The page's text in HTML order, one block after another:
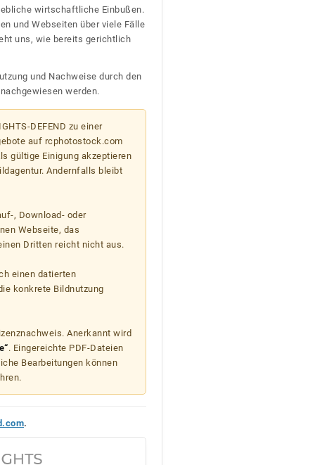
wirtschaftliche Einbußen.
und Webseiten über viele Fälle
uns, wie bereits gerichtlich
und Nachweise durch den
werden.
DEFEND zu einer
auf rcphotostock.com
gültige Einigung akzeptieren
Andernfalls bleibt
, Download- oder
Webseite, das
Dritten reicht nicht aus.
einen datierten
konkrete Bildnutzung
Anerkannt wird
. Eingereichte PDF-Dateien
Bearbeitungen können
.